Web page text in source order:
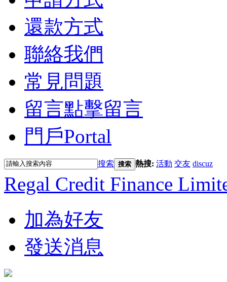
還款方式
聯絡我們
常見問題
留言點擊留言
門戶Portal
搜索 搜索 熱搜: 活動 交友 discuz
Regal Credit Finance
加為好友
發送消息